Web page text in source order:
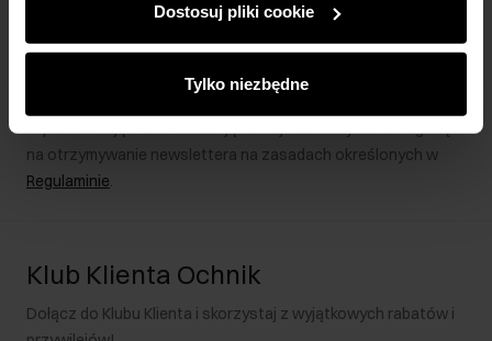
partnerom społecznościowym, reklamowym i
analitycznym. Partnerzy mogą połączyć te informacje z
podczas korzystania z ich usług.
Dostosuj pliki cookie
Tylko niezbędne
Wprowadzając i zatwierdzając swoje dane wyrażasz zgodę
na otrzymywanie newslettera na zasadach określonych w
Regulaminie.
Klub Klienta Ochnik
Dołącz do Klubu Klienta i skorzystaj z wyjątkowych rabatów i